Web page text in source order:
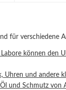
für verschiedene
können den
Uhren und andere
und Schmutz